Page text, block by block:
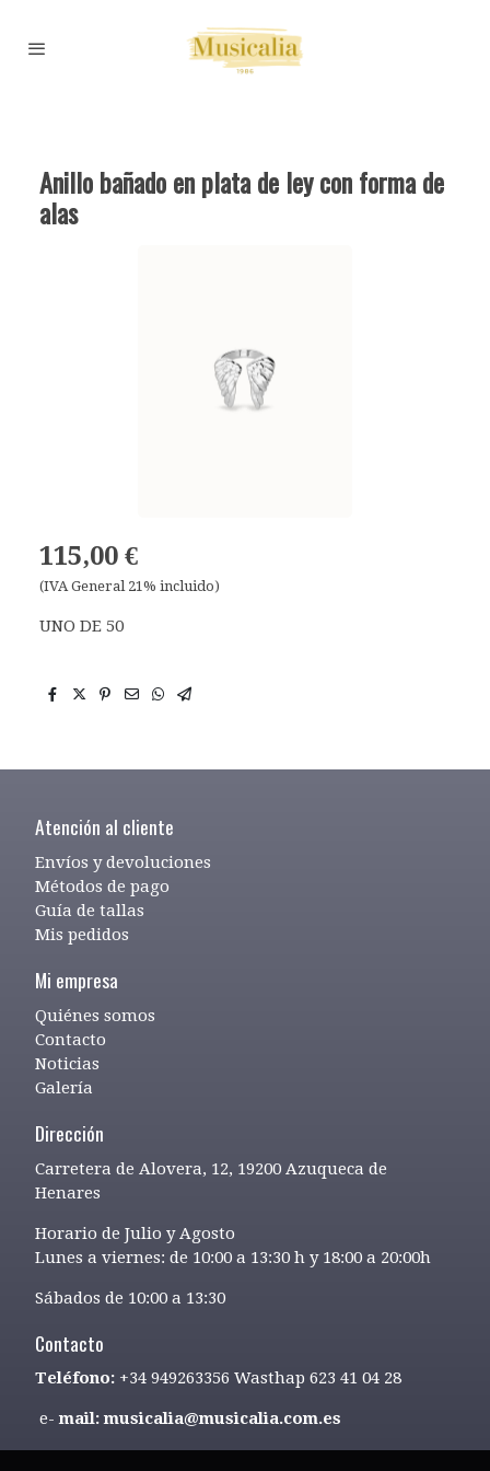
Anillo bañado en plata de ley con forma de
alas
115,00 €
(IVA General 21% incluido)
UNO DE 50
Atención al cliente
Envíos y devoluciones
Métodos de pago
Guía de tallas
Mis pedidos
Mi empresa
Quiénes somos
Contacto
Noticias
Galería
Dirección
Carretera de Alovera, 12, 19200 Azuqueca de
Henares
Horario de Julio y Agosto
Lunes a viernes: de 10:00 a 13:30 h y 18:00 a 20:00h
Sábados de 10:00 a 13:30
Contacto
Teléfono: +34 949263356 Wasthap 623 41 04 28
e-mail: musicalia@musicalia.com.es